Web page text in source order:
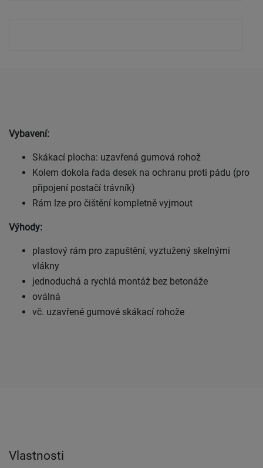
Vybavení:
Skákací plocha: uzavřená gumová rohož
Kolem dokola řada desek na ochranu proti pádu (pro
připojení postačí trávník)
Rám lze pro čištění kompletně vyjmout
Výhody:
plastový rám pro zapuštění, vyztužený skelnými
vlákny
jednoduchá a rychlá montáž bez betonáže
oválná
vč. uzavřené gumové skákací rohože
Vlastnosti